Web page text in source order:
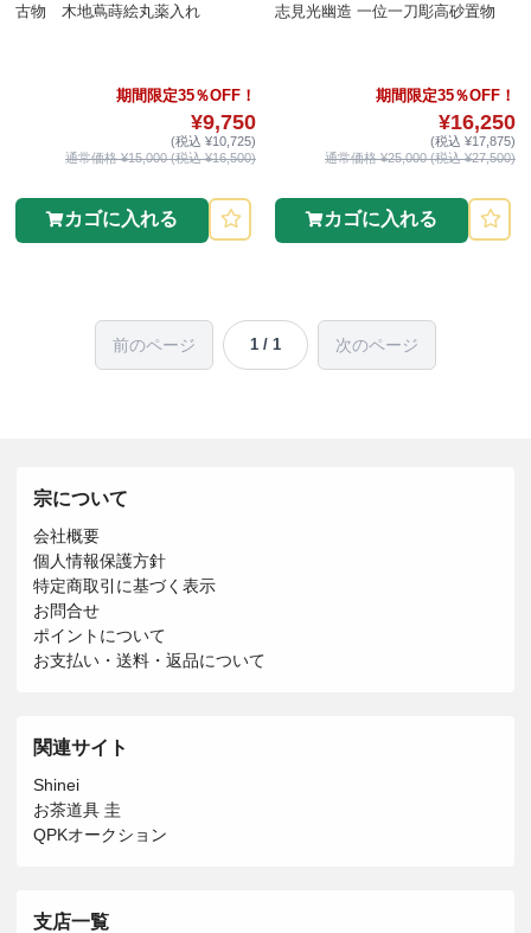
古物 木地蔦蒔絵丸薬入れ
期間限定35％OFF！
¥9,750
(税込 ¥10,725)
通常価格 ¥15,000 (税込 ¥16,500)
カゴに入れる
志見光幽造 一位一刀彫高砂置物
期間限定35％OFF！
¥16,250
(税込 ¥17,875)
通常価格 ¥25,000 (税込 ¥27,500)
カゴに入れる
前のページ 1 / 1 次のページ
宗について
会社概要
個人情報保護方針
特定商取引に基づく表示
お問合せ
ポイントについて
お支払い・送料・返品について
関連サイト
Shinei
お茶道具 圭
QPKオークション
支店一覧